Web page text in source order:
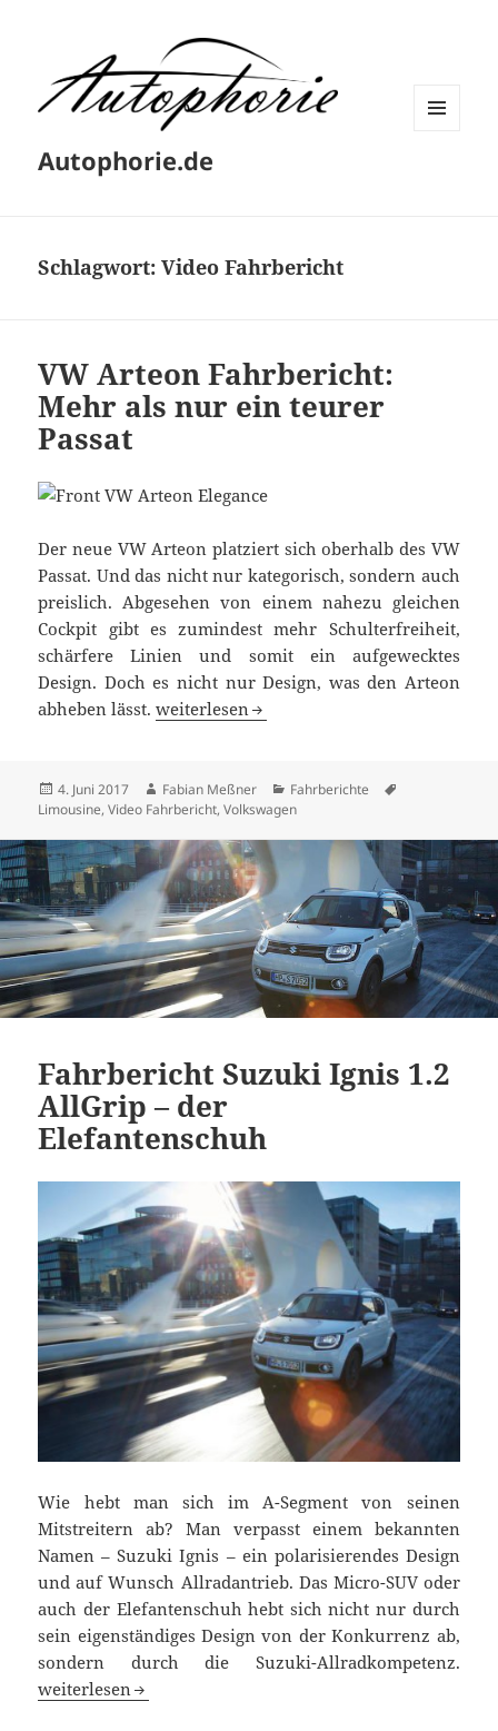
Autophorie.de
Schlagwort:Video Fahrbericht
VW Arteon Fahrbericht:
Mehr als nur ein teurer
Passat
Der neue VW Arteon platziert sich oberhalb des VW
Passat. Und das nicht nur kategorisch, sondern auch
preislich. Abgesehen von einem nahezu gleichen
Cockpit gibt es zumindest mehr Schulterfreiheit,
schärfere Linien und somit ein aufgewecktes
Design. Doch es nicht nur Design, was den Arteon
abheben lässt.VW Arteon Fahrbericht: Mehr als nur ein
weiterlesen
Veröffentlicht
am
4. Juni 2017 Autor
Fabian Meßner Kategorien
Fahrberichte
Limousine,Video Fahrbericht,Volkswagen
Fahrbericht Suzuki Ignis 1.2
AllGrip – der
Elefantenschuh
Wie hebt man sich im A-Segment von seinen
Mitstreitern ab? Man verpasst einem bekannten
Namen – Suzuki Ignis – ein polarisierendes Design
und auf Wunsch Allradantrieb. Das Micro-SUV oder
auch der Elefantenschuh hebt sich nicht nur durch
sein eigenständiges Design von der Konkurrenz ab,
sondern durch die Suzuki-Allradkompetenz.
Fahrbericht Suzuki Ignis 1.2 AllGrip – der
weiterlesen